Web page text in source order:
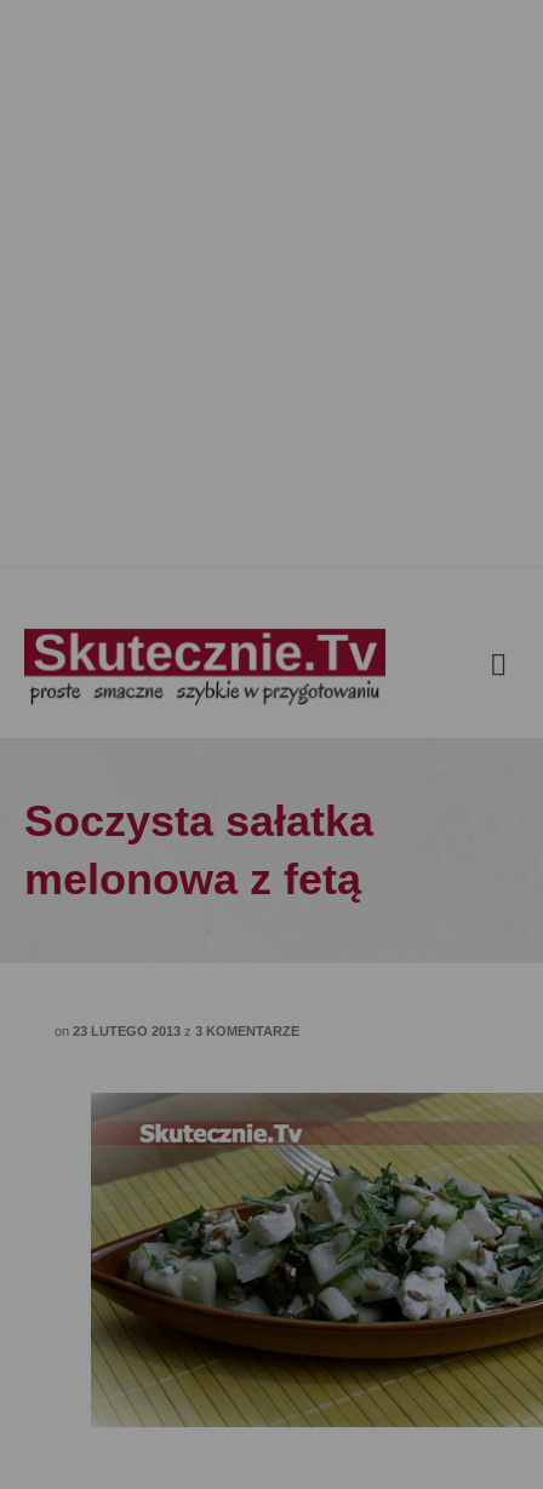
Soczysta sałatka
melonowa z fetą
on 23 LUTEGO 2013 z 3 KOMENTARZE